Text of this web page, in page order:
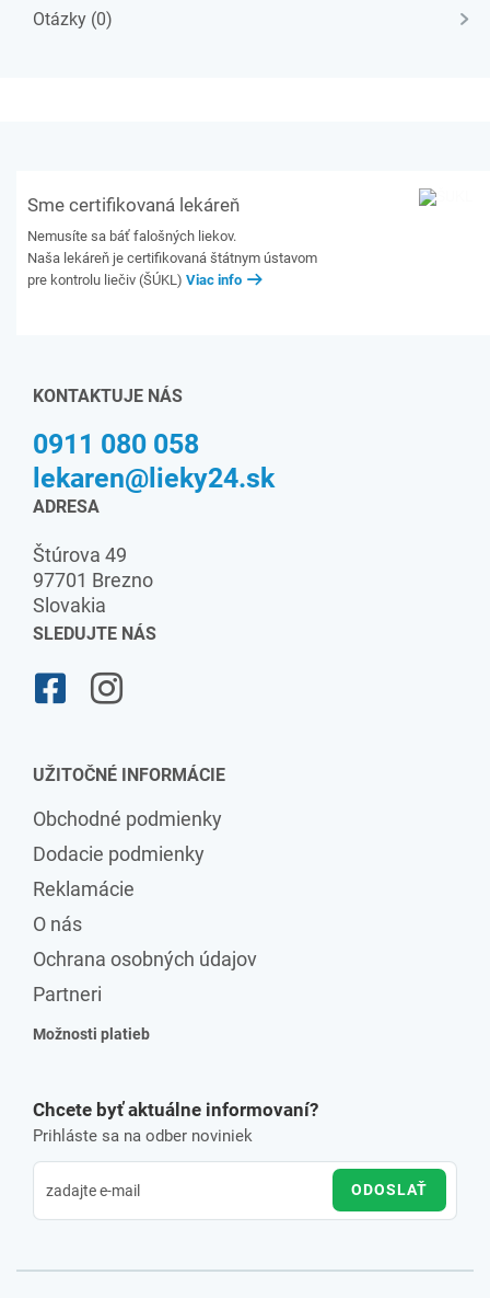
Otázky (0)
Sme certifikovaná lekáreň
Nemusíte sa báť falošných liekov.
Naša lekáreň je certifikovaná štátnym ústavom
pre kontrolu liečiv (ŠÚKL) Viac info
KONTAKTUJE NÁS
0911 080 058
lekaren@lieky24.sk
ADRESA
Štúrova 49
97701 Brezno
Slovakia
SLEDUJTE NÁS
UŽITOČNÉ INFORMÁCIE
Obchodné podmienky
Dodacie podmienky
Reklamácie
O nás
Ochrana osobných údajov
Partneri
Možnosti platieb
Chcete byť aktuálne informovaní?
Prihláste sa na odber noviniek
ODOSLAŤ